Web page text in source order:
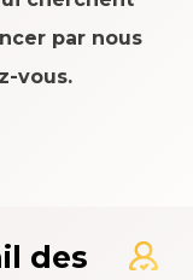
par nous
vous.
des